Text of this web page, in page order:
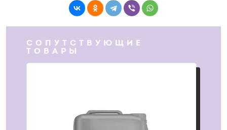
СОПУТСТВУЮЩИЕ
ТОВАРЫ